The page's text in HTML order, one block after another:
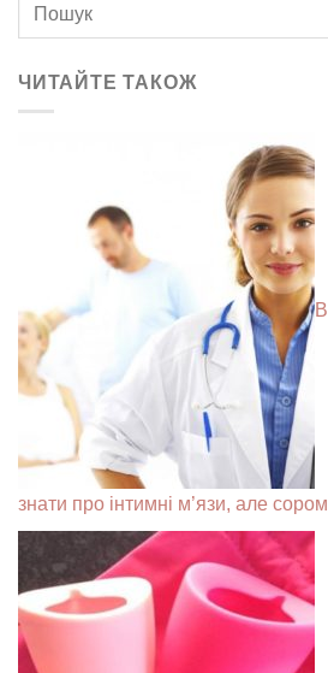
ЧИТАЙТЕ ТАКОЖ
знати про інтимні м’язи, але